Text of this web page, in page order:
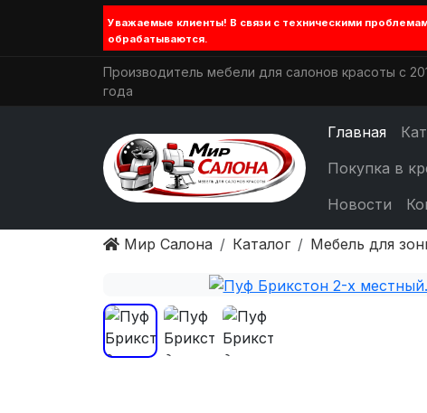
Уважаемые клиенты! В связи с техническими
обрабатываются.
Производитель мебели для салонов красоты с
года
Главная
Покупка в
Новости
Мир Салона Каталог Мебель для